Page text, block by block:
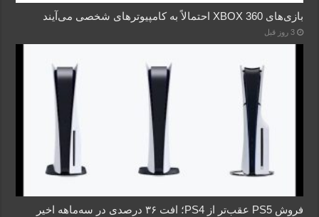
بازی‌های XBOX 360 احتمالاً به کامپیوترهای شخصی می‌آیند
3 روز قبل
فروش PS5 عقب‌تر از PS4؛ افت ۳۶ درصدی در سه‌ماهه اخیر